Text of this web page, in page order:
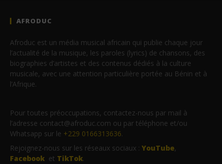
AFRODUC
Afroduc est un média musical africain qui publie chaque jour
l’actualité de la musique, les paroles (lyrics) de chansons, des
biographies d’artistes et des contenus dédiés à la culture
musicale, avec une attention particulière portée au Bénin et à
l’Afrique.
Pour toutes préoccupations, contactez-nous par mail à
l’adresse contact@afroduc.com ou par téléphone et/ou
Whatsapp sur le +229 0166313636.
Rejoignez-nous sur les réseaux sociaux : YouTube,
Facebook et TikTok.